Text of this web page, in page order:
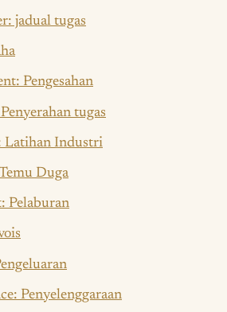
jadual tugas
Pengesahan
tugas
Latihan Industri
Duga
Pelaburan
Penyelenggaraan